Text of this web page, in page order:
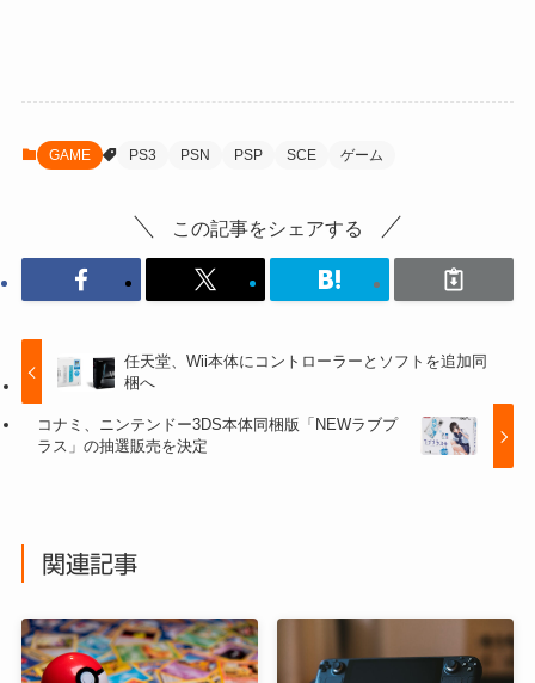
GAME PS3 PSN PSP SCE ゲーム
この記事をシェアする
任天堂、Wii本体にコントローラーとソフトを追加同
梱へ
コナミ、ニンテンドー3DS本体同梱版「NEWラブプ
ラス」の抽選販売を決定
関連記事